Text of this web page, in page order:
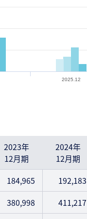
2025.12
2023年
12月期
2024年
12月期
184,965 192,183
380,998 411,217